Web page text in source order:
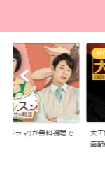
ドラマ)が無料視聴で
時
大
画